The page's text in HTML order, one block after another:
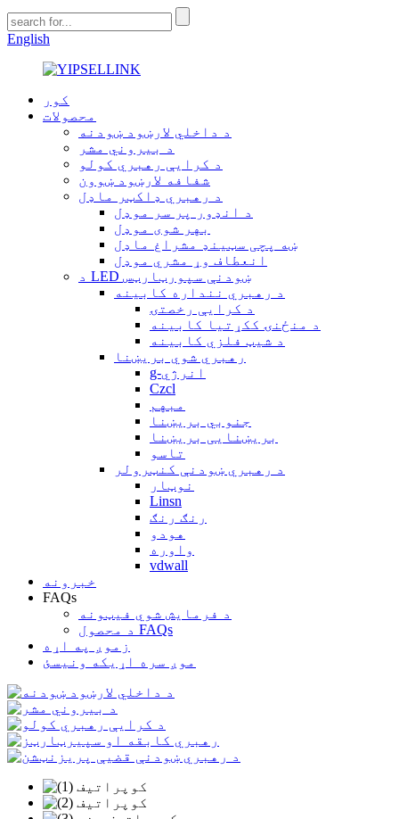
English
کور
محصولات
د داخلي لارښود ښودنه
د بیروني مشر
د کرایې رهبري کولو
شفافه لارښود ښوون
د رهبري ډاکټر ماډل
د انډور پر سر موډل
بهر شوی موډل
ښه پچی سټینډ مشراغ ماډل
انعطاف وړ مشري موډل
د LED ښودنې سپورټارټس
د رهبري ننداره کابینه
د کرایې رخصتۍ
د منځنۍ ککړتیا کابینه
د شیټ فلزي کابینه
رهبري شوي بریښنا
g-انرژي
Czcl
مبهم
جنوبي بریښنا
بریښنایی بریښنا
تاسو
د رهبري ښودنې کنټرولر
نوټار
Linsn
رنګ رنګ
هودو
واوره
vdwall
خبرونه
FAQs
د فرمایش شوي فیټونه
د محصول FAQs
زموږ په اړه
موږ سره اړیکه ونیسئ